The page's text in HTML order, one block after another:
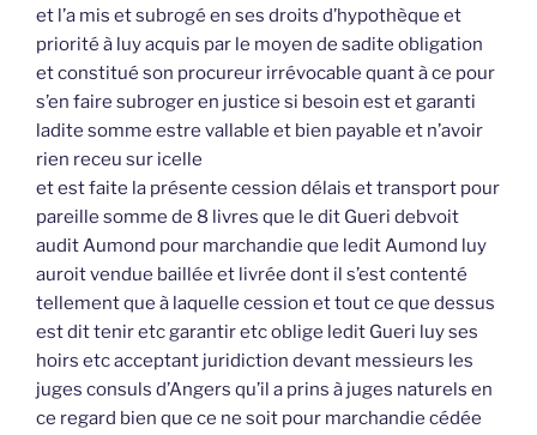
et l’a mis et subrogé en ses droits d’hypothèque et
priorité à luy acquis par le moyen de sadite obligation
et constitué son procureur irrévocable quant à ce pour
s’en faire subroger en justice si besoin est et garanti
ladite somme estre vallable et bien payable et n’avoir
rien receu sur icelle
et est faite la présente cession délais et transport pour
pareille somme de 8 livres que le dit Gueri debvoit
audit Aumond pour marchandie que ledit Aumond luy
auroit vendue baillée et livrée dont il s’est contenté
tellement que à laquelle cession et tout ce que dessus
est dit tenir etc garantir etc oblige ledit Gueri luy ses
hoirs etc acceptant juridiction devant messieurs les
juges consuls d’Angers qu’il a prins à juges naturels en
ce regard bien que ce ne soit pour marchandie cédée